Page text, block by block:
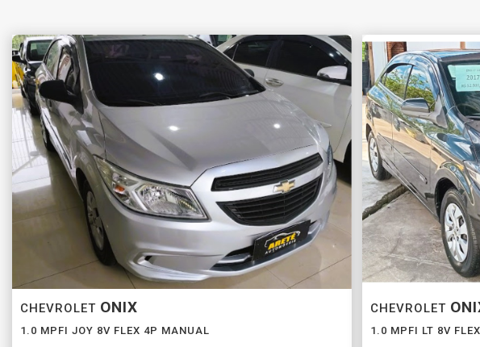
CHEVROLET ONIX
1.0 MPFI JOY 8V FLEX 4P MANUAL
CHEVROLET
1.0 MPFI LT 8V